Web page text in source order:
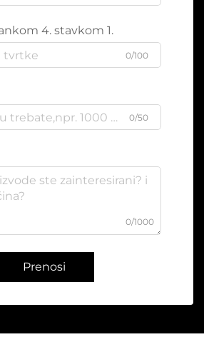
4. stavkom 1.
0/100
0/50
0/1000
Prenosi